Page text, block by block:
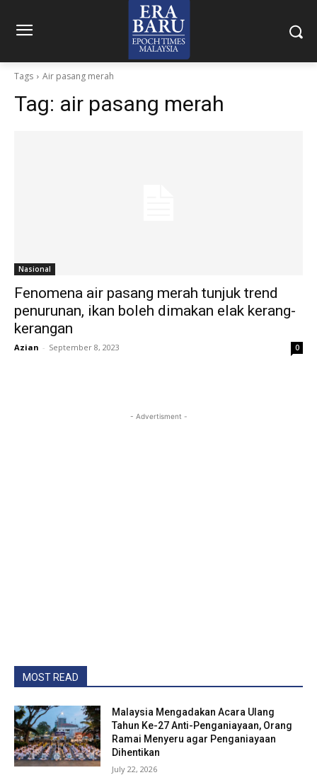
Tags Air pasang merah
Tag: air pasang merah
Nasional
Fenomena air pasang merah tunjuk trend
penurunan, ikan boleh dimakan elak kerang-
kerangan
Azian - September 8, 2023 0
- Advertisment -
MOST READ
Malaysia Mengadakan Acara Ulang
Tahun Ke-27 Anti-Penganiayaan, Orang
Ramai Menyeru agar Penganiayaan
Dihentikan
July 22, 2026